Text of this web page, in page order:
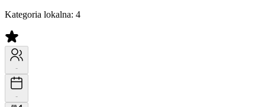
Kategoria lokalna: 4
-
-